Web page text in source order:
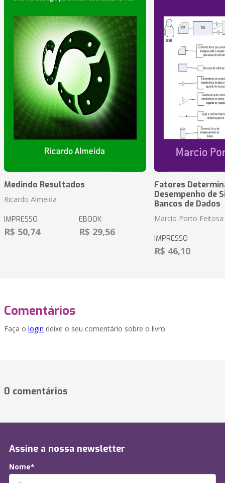
Medindo Resultados
Ricardo Almeida
IMPRESSO
R$ 50,74
EBOOK
R$ 29,56
Fatores
Desempenho de
Bancos de Dados
Marcio Porto Feitosa
IMPRESSO
R$ 46,10
Comentários
Faça o login deixe o seu comentário sobre o livro.
0 comentários
Assine a nossa newsletter
Nome*